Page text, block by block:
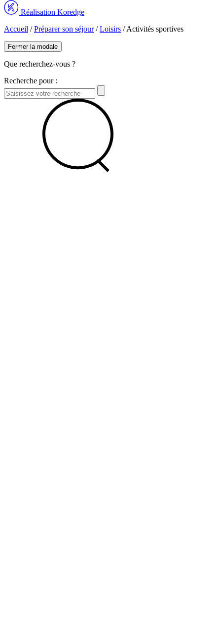
Réalisation Koredge
Accueil /Préparer son séjour/Loisirs /Activités sportives
Fermer la modale
Que recherchez-vous ?
Recherche pour :